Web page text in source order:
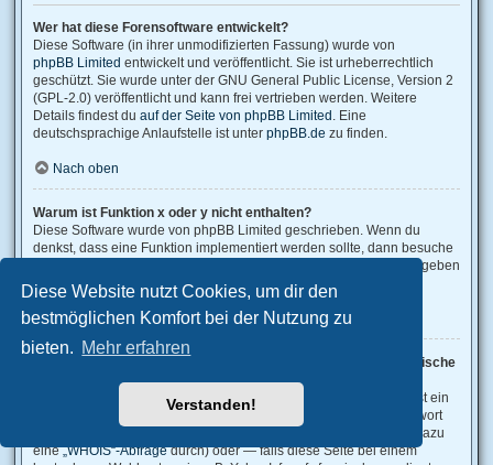
Diese Website nutzt Cookies, um dir den
bestmöglichen Komfort bei der Nutzung zu
bieten. Mehr erfahren
Verstanden!
Wer hat diese Forensoftware entwickelt?
Diese Software (in ihrer unmodifizierten Fassung) wurde von
phpBB Limited entwickelt und veröffentlicht. Sie ist urheberrechtlich
geschützt. Sie wurde unter der GNU General Public License, Version 2
(GPL-2.0) veröffentlicht und kann frei vertrieben werden. Weitere
Details findest du auf der Seite von phpBB Limited . Eine
deutschsprachige Anlaufstelle ist unter phpBB.de zu finden.
Nach oben
Warum ist Funktion x oder y nicht enthalten?
Diese Software wurde von phpBB Limited geschrieben. Wenn du
denkst, dass eine Funktion implementiert werden sollte, dann besuche
, wo du deine Stimme für bestehende Vorschläge abgeben
oder neue Funktionen vorschlagen kannst.
Nach oben
An wen soll ich mich wenden, falls es Beschwerden oder juristische
Anfragen zu diesem Forum gibt?
Jeder Administrator, der auf der „Das Team“-Seite aufgeführt ist, ist ein
geeigneter Kontakt für deine Beschwerde. Wenn du so keine Antwort
erhältst, solltest du den Besitzer der Domain kontaktieren (führe dazu
eine„WHOIS“-Abfragedurch) oder — falls diese Seite bei einem